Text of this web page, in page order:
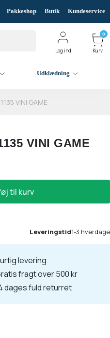
Pakkeshop Butik Kundeservice
Log ind
0
Kurv
Udklædning
VINI GAME
VINI GAME
til kurv
Leveringstid1-3 hverdage
levering
fragt over 500 kr
dages fuld returret